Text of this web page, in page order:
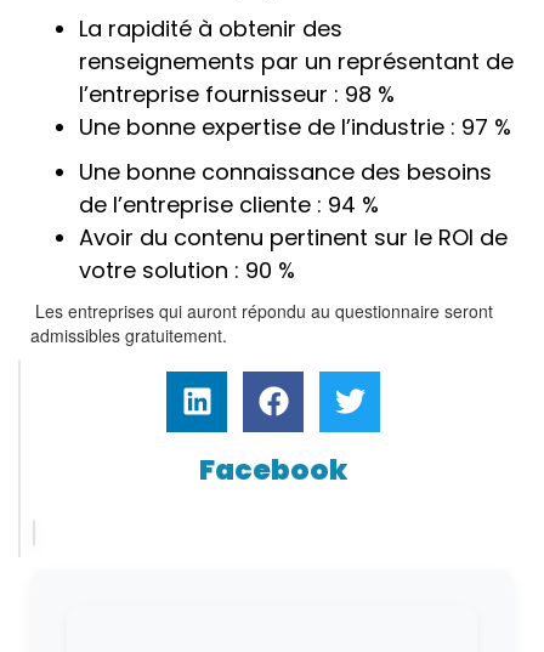
La rapidité à obtenir des
renseignements par un représentant de
l’entreprise fournisseur : 98 %
Une bonne expertise de l’industrie : 97 %
Une bonne connaissance des besoins
de l’entreprise cliente : 94 %
Avoir du contenu pertinent sur le ROI de
votre solution : 90 %
Les entreprises qui auront répondu au questionnaire seront
admissibles gratuitement.
Facebook